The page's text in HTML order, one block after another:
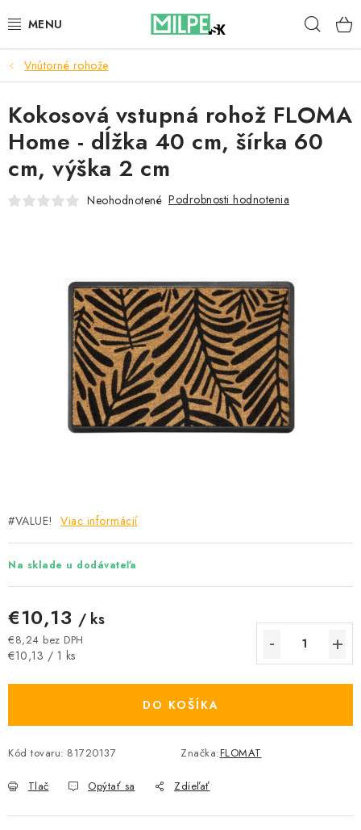
na
STREŠNÉ OKNÁ
PODKROVNÉ SCHODY
DOM A ZÁHRADA
STAVBA
KONTAKTY
Reklamace a vrácení zboží
Zásady používania súborov cookie
Podmínky ochrany osobních údajů
Obchodní podmínky
Mapa webu Milpe.sk
Vnútorné rohože
#VALUE! Viac informácií
Na sklade u dodávateľa
€10,13 / ks
€8,24 bez DPH
Jednotková cena:
€10,13 / 1 ks
DO KOŠÍKA
Kód tovaru: 81720137 Značka:FLOMAT
Tlač Opýtať sa Zdieľať
Kokosová vstupná rohož FLOMA
Home - dĺžka 40 cm, šírka 60
cm, výška 2 cm
Neohodnotené Podrobnosti hodnotenia